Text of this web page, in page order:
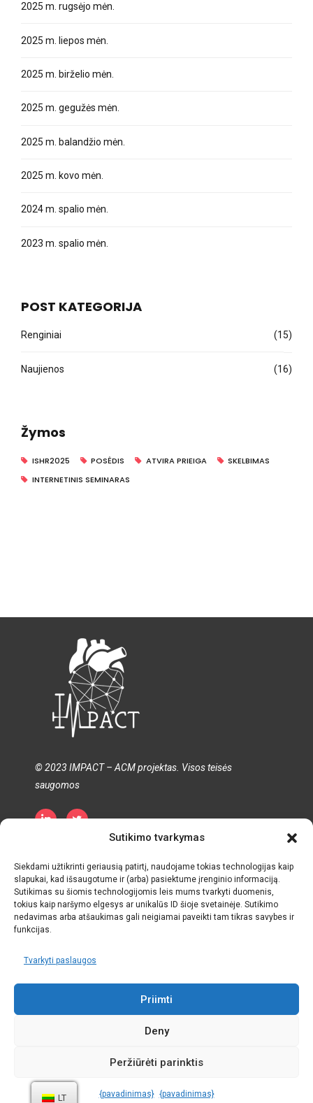
Sutikimo tvarkymas
Siekdami užtikrinti geriausią patirtį, naudojame tokias technologijas kaip
slapukai, kad išsaugotume ir (arba) pasiektume įrenginio informaciją.
Sutikimas su šiomis technologijomis leis mums tvarkyti duomenis,
tokius kaip naršymo elgesys ar unikalūs ID šioje svetainėje. Sutikimo
nedavimas arba atšaukimas gali neigiamai paveikti tam tikras savybes ir
funkcijas.
Tvarkyti paslaugos
Priimti
Deny
Peržiūrėti parinktis
{pavadinimas} {pavadinimas}
2025 m. rugsėjo mėn.
2025 m. liepos mėn.
2025 m. birželio mėn.
2025 m. gegužės mėn.
2025 m. balandžio mėn.
2025 m. kovo mėn.
2024 m. spalio mėn.
2023 m. spalio mėn.
POST KATEGORIJA
Renginiai (15)
Naujienos (16)
Žymos
ISHR2025 POSĖDIS ATVIRA PRIEIGA
SKELBIMAS
INTERNETINIS SEMINARAS
© 2023 IMPACT – ACM projektas. Visos teisės
saugomos
Kreditai:Duomenų simpoziumas
LT